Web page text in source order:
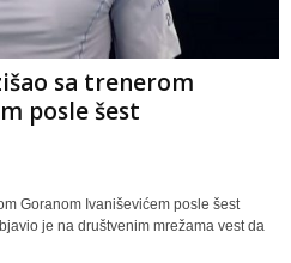
sa trenerom
posle šest
Goranom Ivaniševićem posle šest
je na društvenim mrežama vest da